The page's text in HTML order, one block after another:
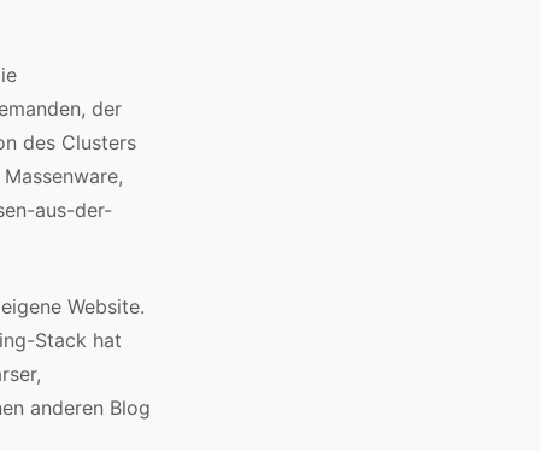
der
des Clusters
aus-der-
Website.
Stack hat
anderen Blog